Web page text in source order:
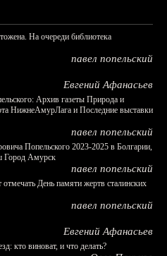
На очереди библиотека
павел попельский
Евгений Афанасьев
Архив газеты Природа и
НижнеАмурЛага и Последние выставки
павел попельский
Попельского 2023-2025 в Болгарии,
Город Амурск
павел попельский
День памяти жертв сталинских
павел попельский
Евгений Афанасьев
кто виноват, и что делать?